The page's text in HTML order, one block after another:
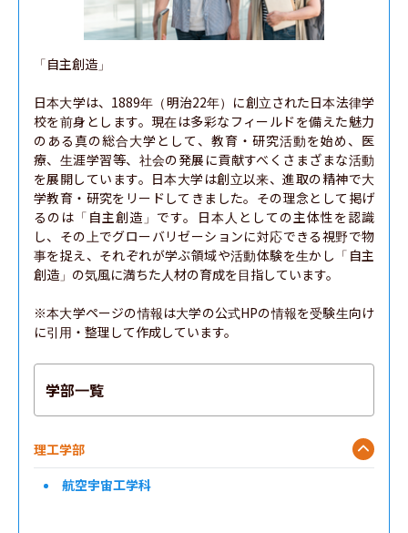
「自主創造」
日本大学は、1889年（明治22年）に創立された日本法律学
校を前身とします。現在は多彩なフィールドを備えた魅力
のある真の総合大学として、教育・研究活動を始め、医
療、生涯学習等、社会の発展に貢献すべくさまざまな活動
を展開しています。日本大学は創立以来、進取の精神で大
学教育・研究をリードしてきました。その理念として掲げ
るのは「自主創造」です。日本人としての主体性を認識
し、その上でグローバリゼーションに対応できる視野で物
事を捉え、それぞれが学ぶ領域や活動体験を生かし「自主
創造」の気風に満ちた人材の育成を目指しています。
※本大学ページの情報は大学の公式HPの情報を受験生向け
に引用・整理して作成しています。
学部一覧
理工学部
航空宇宙工学科